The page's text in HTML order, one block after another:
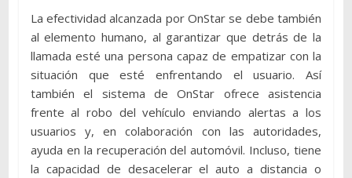
La efectividad alcanzada por OnStar se debe también
al elemento humano, al garantizar que detrás de la
llamada esté una persona capaz de empatizar con la
situación que esté enfrentando el usuario. Así
también el sistema de OnStar ofrece asistencia
frente al robo del vehículo enviando alertas a los
usuarios y, en colaboración con las autoridades,
ayuda en la recuperación del automóvil. Incluso, tiene
la capacidad de desacelerar el auto a distancia o